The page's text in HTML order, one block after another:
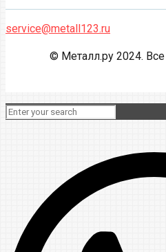
service@metall123.ru
© Металл.ру 2024.